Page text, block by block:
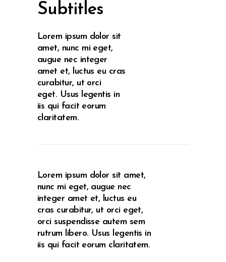
Subtitles
Lorem ipsum dolor sit
amet, nunc mi eget,
augue nec integer
amet et, luctus eu cras
curabitur, ut orci
eget. Usus legentis in
iis qui facit eorum
claritatem.
Lorem ipsum dolor sit amet,
nunc mi eget, augue nec
integer amet et, luctus eu
cras curabitur, ut orci eget,
orci suspendisse autem sem
rutrum libero. Usus legentis in
iis qui facit eorum claritatem.